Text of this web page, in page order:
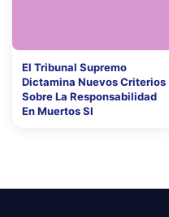
El Tribunal Supremo
Dictamina Nuevos Criterios
Sobre La Responsabilidad
En Muertos Sl